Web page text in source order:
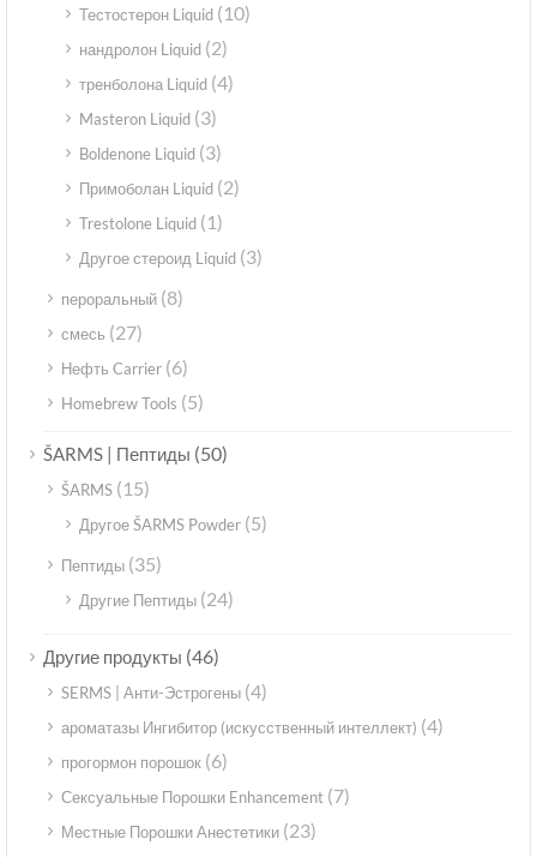
Тестостерон Liquid (10)
нандролон Liquid (2)
тренболона Liquid (4)
Masteron Liquid (3)
Boldenone Liquid (3)
Примоболан Liquid (2)
Trestolone Liquid (1)
Другое стероид Liquid (3)
пероральный (8)
смесь (27)
Нефть Carrier (6)
Homebrew Tools (5)
ŠARMS | Пептиды (50)
ŠARMS (15)
Другое ŠARMS Powder (5)
Пептиды (35)
Другие Пептиды (24)
Другие продукты (46)
SERMS | Анти-Эстрогены (4)
ароматазы Ингибитор (искусственный интеллект) (4)
прогормон порошок (6)
Сексуальные Порошки Enhancement (7)
Местные Порошки Анестетики (23)